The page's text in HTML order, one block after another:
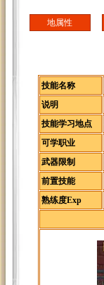
地属性
技能名称
说明
技能学习地点
可学职业
武器限制
前置技能
熟练度Exp